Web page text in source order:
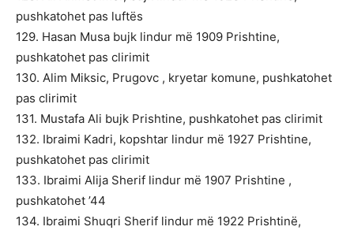
pushkatohet pas luftës
129. Hasan Musa bujk lindur më 1909 Prishtine,
pushkatohet pas clirimit
130. Alim Miksic, Prugovc , kryetar komune, pushkatohet
pas clirimit
131. Mustafa Ali bujk Prishtine, pushkatohet pas clirimit
132. Ibraimi Kadri, kopshtar lindur më 1927 Prishtine,
pushkatohet pas clirimit
133. Ibraimi Alija Sherif lindur më 1907 Prishtine ,
pushkatohet ’44
134. Ibraimi Shuqri Sherif lindur më 1922 Prishtinë,